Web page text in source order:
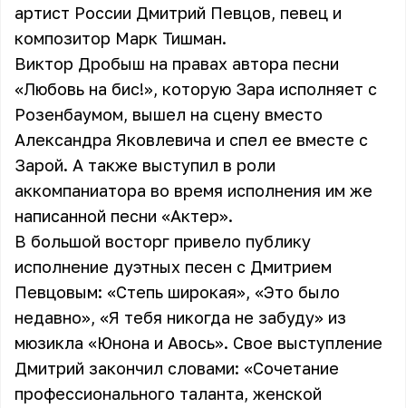
артист России Дмитрий Певцов, певец и
композитор Марк Тишман.
Виктор Дробыш на правах автора песни
«Любовь на бис!», которую Зара исполняет с
Розенбаумом, вышел на сцену вместо
Александра Яковлевича и спел ее вместе с
Зарой. А также выступил в роли
аккомпаниатора во время исполнения им же
написанной песни «Актер».
В большой восторг привело публику
исполнение дуэтных песен с Дмитрием
Певцовым: «Степь широкая», «Это было
недавно», «Я тебя никогда не забуду» из
мюзикла «Юнона и Авось». Свое выступление
Дмитрий закончил словами: «Сочетание
профессионального таланта, женской